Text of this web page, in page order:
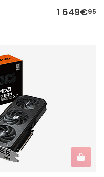
1 649€95